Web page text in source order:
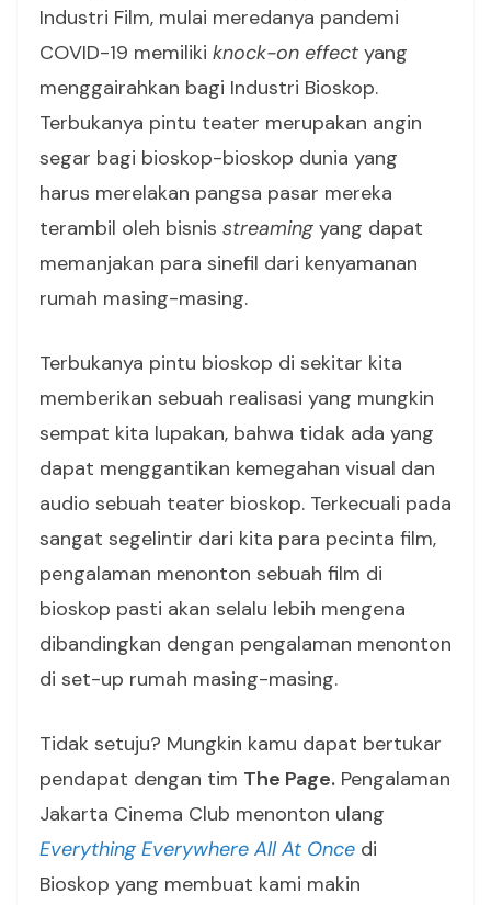
Industri Film, mulai meredanya pandemi
COVID-19 memiliki knock-on effect yang
menggairahkan bagi Industri Bioskop.
Terbukanya pintu teater merupakan angin
segar bagi bioskop-bioskop dunia yang
harus merelakan pangsa pasar mereka
terambil oleh bisnis streaming yang dapat
memanjakan para sinefil dari kenyamanan
rumah masing-masing.
Terbukanya pintu bioskop di sekitar kita
memberikan sebuah realisasi yang mungkin
sempat kita lupakan, bahwa tidak ada yang
dapat menggantikan kemegahan visual dan
audio sebuah teater bioskop. Terkecuali pada
sangat segelintir dari kita para pecinta film,
pengalaman menonton sebuah film di
bioskop pasti akan selalu lebih mengena
dibandingkan dengan pengalaman menonton
di set-up rumah masing-masing.
Tidak setuju? Mungkin kamu dapat bertukar
pendapat dengan tim The Page. Pengalaman
Jakarta Cinema Club menonton ulang
Everything Everywhere All At Once di
Bioskop yang membuat kami makin